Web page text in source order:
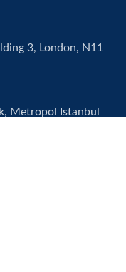
3, London, N11
Metropol Istanbul